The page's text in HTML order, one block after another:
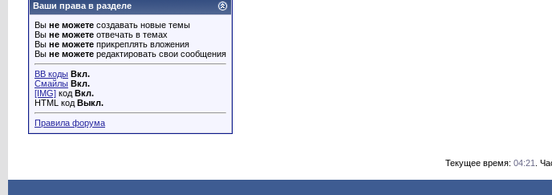
Ваши права в разделе
Вы не можете создавать новые темы
Вы не можете отвечать в темах
Вы не можете прикреплять вложения
Вы не можете редактировать свои сообщения
BB коды Вкл.
Смайлы Вкл.
[IMG] код Вкл.
HTML код Выкл.
Правила форума
Текущее время: 04:21 .